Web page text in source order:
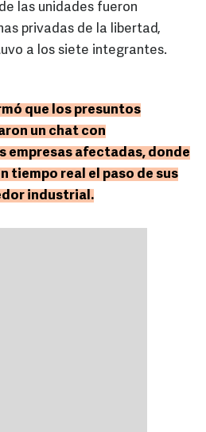
las unidades fueron
privadas de la libertad,
a los siete integrantes.
que los presuntos
un chat con
empresas afectadas, donde
tiempo real el paso de sus
industrial.